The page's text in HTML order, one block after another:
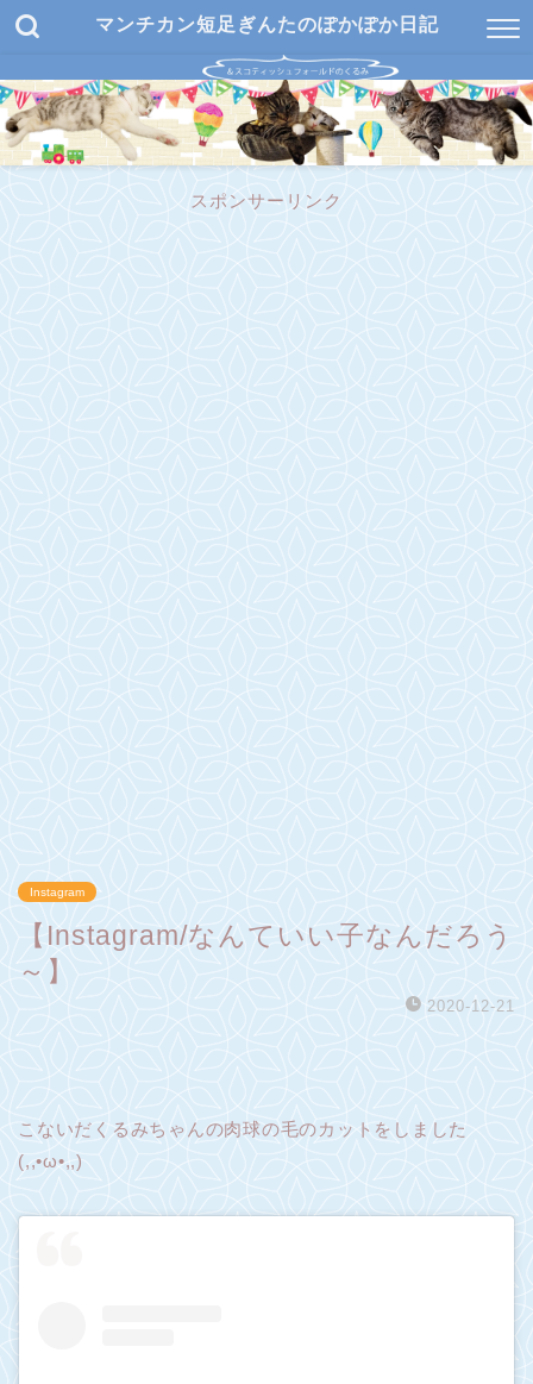
マンチカン短足ぎんたのぽかぽか日記
スポンサーリンク
Instagram
【Instagram/なんていい子なんだろう
～】
2020-12-21
こないだくるみちゃんの肉球の毛のカットをしました
(,,•ω•,,)